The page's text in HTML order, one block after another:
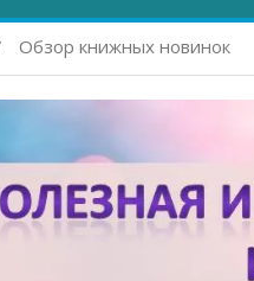
Обзор книжных новинок